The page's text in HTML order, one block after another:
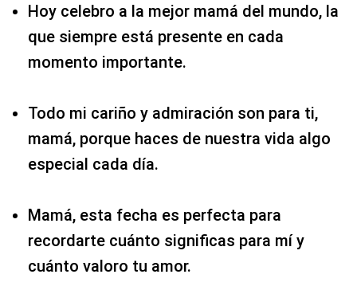
Hoy celebro a la mejor mamá del mundo, la
que siempre está presente en cada
momento importante.
Todo mi cariño y admiración son para ti,
mamá, porque haces de nuestra vida algo
especial cada día.
Mamá, esta fecha es perfecta para
recordarte cuánto significas para mí y
cuánto valoro tu amor.